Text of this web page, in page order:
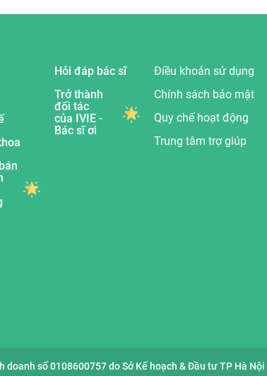
Hỏi đáp bác sĩ
Trở thành
đối tác
của IVIE -
Bác sĩ ơi
Điều khoản sử dụng
Chính sách bảo mật
Quy chế hoạt động
Trung tâm trợ giúp
số 0108600757 do Sở Kế hoạch & Đầu tư TP Hà